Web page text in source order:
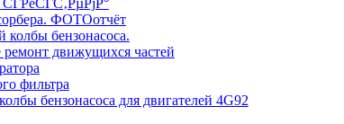
ФОТОотчёт
колбы бензонасоса.
движущихся частей
фильтра
бензонасоса для двигателей 4G92